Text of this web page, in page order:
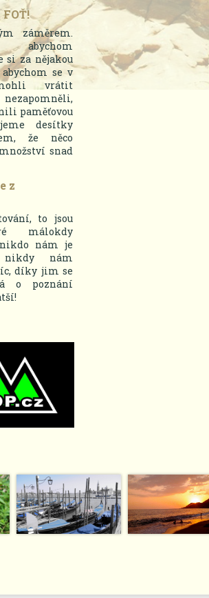
záměrem.
abychom
si za nějakou
se v
vrátit
nezapomněli,
paměťovou
desítky
že něco
snad
z
to jsou
málokdy
nám je
nám
díky jim se
o poznání